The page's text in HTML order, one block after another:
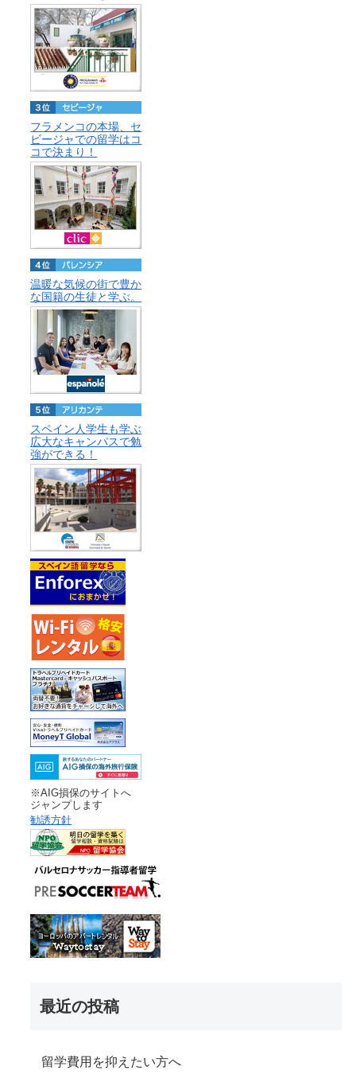
フラメンコの本場、セ
ビージャでの留学はコ
コで決まり！
温暖な気候の街で豊か
な国籍の生徒と学ぶ。
スペイン人学生も学ぶ
広大なキャンパスで勉
強ができる！
※AIG損保のサイトへ
ジャンプします
勧誘方針
最近の投稿
留学費用を抑えたい方へ